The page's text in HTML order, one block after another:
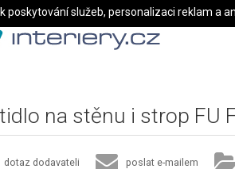
na stěnu i strop FU
dotaz dodavateli poslat e-mailem
poskytování služeb, personalizaci reklam a